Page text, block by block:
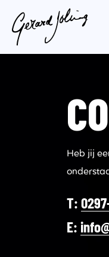
Heb jij
T:
E: